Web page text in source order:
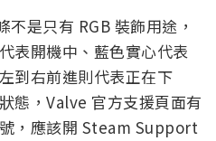
是只有 RGB 裝飾用途，
表開機中、藍色實心代表
到右前進則代表正在下
態，Valve 官方支援頁面有
，應該開 Steam Support